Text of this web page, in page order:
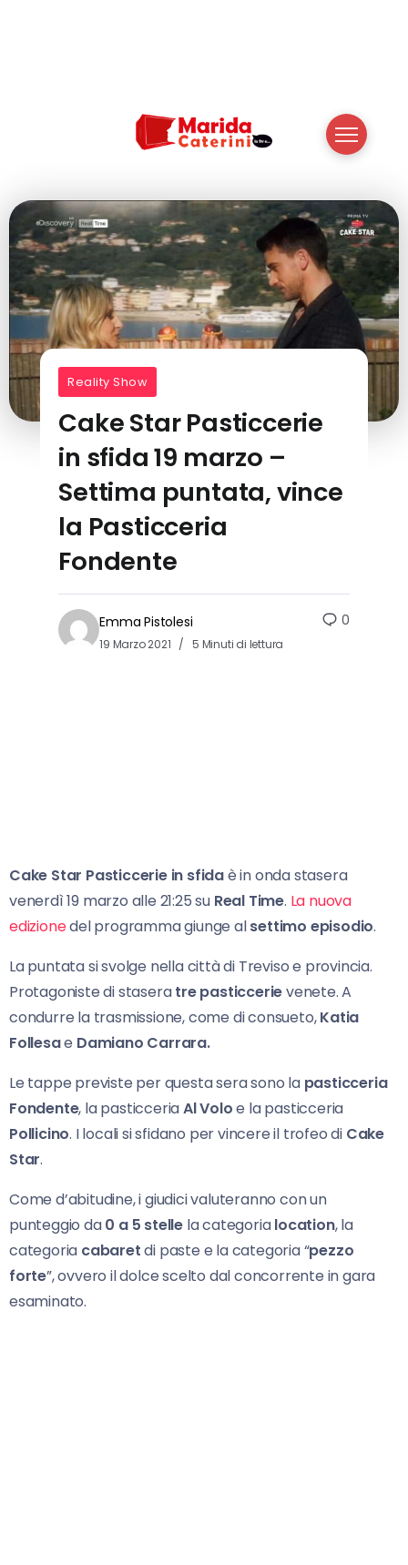
Reality Show
Cake Star Pasticcerie
in sfida 19 marzo –
Settima puntata, vince
la Pasticceria
Fondente
Emma Pistolesi
19 Marzo 2021 5 Minuti di lettura
0
Cake Star Pasticcerie in sfidaè in onda stasera
venerdì 19 marzo alle 21:25 su Real Time. La nuova
edizionedel programma giunge alsettimo episodio.
La puntata si svolge nella città di Treviso e provincia.
Protagoniste di staseratre pasticcerievenete. A
condurre la trasmissione, come di consueto,Katia
Follesae Damiano Carrara.
Le tappe previste per questa sera sono la pasticceria
Fondente, la pasticceriaAl Voloe la pasticceria
Pollicino. I locali si sfidano per vincere il trofeo di Cake
Star.
Come d’abitudine, i giudici valuteranno con un
punteggio da0 a 5 stelle la categorialocation, la
categoria cabaretdi paste e la categoria “pezzo
forte”, ovvero il dolce scelto dal concorrente in gara
esaminato.